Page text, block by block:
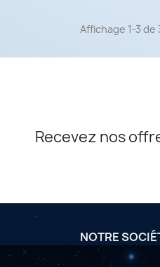
Affichage 1-3 de
Recevez nos
NOTRE
Conditions